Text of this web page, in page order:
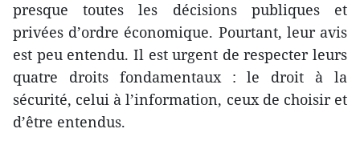
presque toutes les décisions publiques et
privées d’ordre économique. Pourtant, leur avis
est peu entendu. Il est urgent de respecter leurs
quatre droits fondamentaux : le droit à la
sécurité, celui à l’information, ceux de choisir et
d’être entendus.